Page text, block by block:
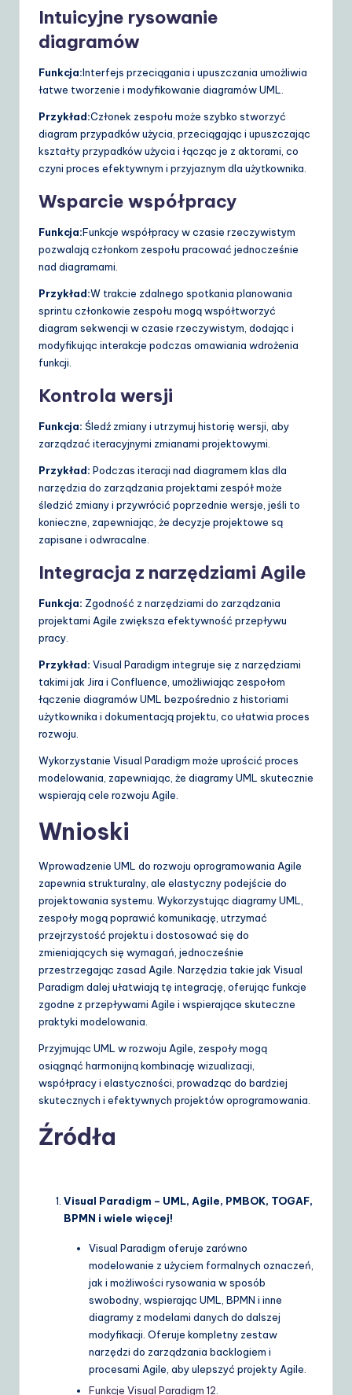
Intuicyjne rysowanie
diagramów
Funkcja:Interfejs przeciągania i upuszczania umożliwia
łatwe tworzenie i modyfikowanie diagramów UML.
Przykład:Członek zespołu może szybko stworzyć
diagram przypadków użycia, przeciągając i upuszczając
kształty przypadków użycia i łącząc je z aktorami, co
czyni proces efektywnym i przyjaznym dla użytkownika.
Wsparcie współpracy
Funkcja:Funkcje współpracy w czasie rzeczywistym
pozwalają członkom zespołu pracować jednocześnie
nad diagramami.
Przykład:W trakcie zdalnego spotkania planowania
sprintu członkowie zespołu mogą współtworzyć
diagram sekwencji w czasie rzeczywistym, dodając i
modyfikując interakcje podczas omawiania wdrożenia
funkcji.
Kontrola wersji
Funkcja: Śledź zmiany i utrzymuj historię wersji, aby
zarządzać iteracyjnymi zmianami projektowymi.
Przykład: Podczas iteracji nad diagramem klas dla
narzędzia do zarządzania projektami zespół może
śledzić zmiany i przywrócić poprzednie wersje, jeśli to
konieczne, zapewniając, że decyzje projektowe są
zapisane i odwracalne.
Integracja z narzędziami Agile
Funkcja: Zgodność z narzędziami do zarządzania
projektami Agile zwiększa efektywność przepływu
pracy.
Przykład: Visual Paradigm integruje się z narzędziami
takimi jak Jira i Confluence, umożliwiając zespołom
łączenie diagramów UML bezpośrednio z historiami
użytkownika i dokumentacją projektu, co ułatwia proces
rozwoju.
Wykorzystanie Visual Paradigm może uprościć proces
modelowania, zapewniając, że diagramy UML skutecznie
wspierają cele rozwoju Agile.
Wnioski
Wprowadzenie UML do rozwoju oprogramowania Agile
zapewnia strukturalny, ale elastyczny podejście do
projektowania systemu. Wykorzystując diagramy UML,
zespoły mogą poprawić komunikację, utrzymać
przejrzystość projektu i dostosować się do
zmieniających się wymagań, jednocześnie
przestrzegając zasad Agile. Narzędzia takie jak Visual
Paradigm dalej ułatwiają tę integrację, oferując funkcje
zgodne z przepływami Agile i wspierające skuteczne
praktyki modelowania.
Przyjmując UML w rozwoju Agile, zespoły mogą
osiągnąć harmonijną kombinację wizualizacji,
współpracy i elastyczności, prowadząc do bardziej
skutecznych i efektywnych projektów oprogramowania.
Źródła
Visual Paradigm – UML, Agile, PMBOK, TOGAF,
BPMN i wiele więcej!
Visual Paradigm oferuje zarówno
modelowanie z użyciem formalnych oznaczeń,
jak i możliwości rysowania w sposób
swobodny, wspierając UML, BPMN i inne
diagramy z modelami danych do dalszej
modyfikacji. Oferuje kompletny zestaw
narzędzi do zarządzania backlogiem i
procesami Agile, aby ulepszyć projekty Agile.
Funkcje Visual Paradigm 12